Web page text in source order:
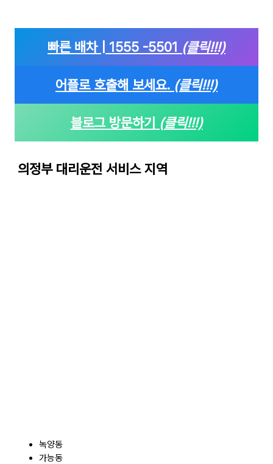
빠른 배차 | 1555 -5501 (클릭!!!)
어플로 호출해 보세요. (클릭!!!)
블로그 방문하기 (클릭!!!)
의정부 대리운전 서비스 지역
녹양동
가능동